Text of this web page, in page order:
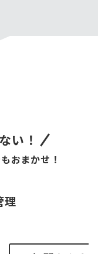
い！
おまかせ！
理